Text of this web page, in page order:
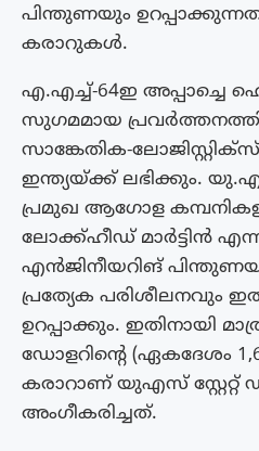
പിന്തുണയും
കരാറുകൾ.
എ.എച്ച്-64ഇ അപ്പാച്ചെ
സുഗമമായ
സാങ്കേതിക-
ഇന്ത്യയ്‌ക്ക് ലഭിക്കും.
പ്രമുഖ ആഗോള
ലോക്ക്ഹീഡ് മാര്‍ട്ടിന്‍
എന്‍ജിനീയറിങ്
പ്രത്യേക പരിശീലനവും
ഉറപ്പാക്കും. ഇതിനായി
ഡോളറിന്റെ (ഏകദേശം
കരാറാണ് യുഎസ് സ്റ്റേറ്റ്
അംഗീകരിച്ചത്.